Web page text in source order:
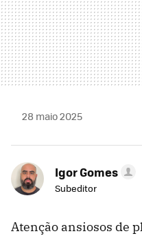
28 maio 2025
Igor Gomes
Subeditor
Atenção ansiosos de